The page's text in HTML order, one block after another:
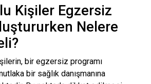
Kişiler Egzersiz
Nelere
bir egzersiz programı
bir sağlık danışmanına